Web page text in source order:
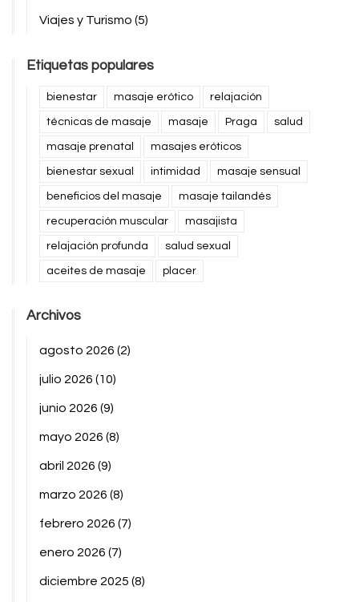
Viajes y Turismo (5)
Etiquetas populares
bienestar masaje erótico relajación
técnicas de masaje masaje Praga salud
masaje prenatal masajes eróticos
bienestar sexual intimidad masaje sensual
beneficios del masaje masaje tailandés
recuperación muscular masajista
relajación profunda salud sexual
aceites de masaje placer
Archivos
agosto 2026 (2)
julio 2026 (10)
junio 2026 (9)
mayo 2026 (8)
abril 2026 (9)
marzo 2026 (8)
febrero 2026 (7)
enero 2026 (7)
diciembre 2025 (8)